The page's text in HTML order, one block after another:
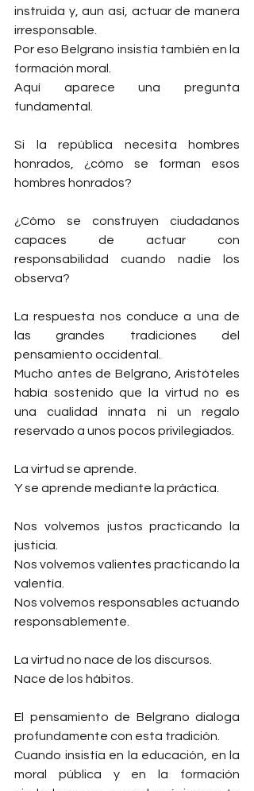
instruida y, aun así, actuar de manera
irresponsable.
Por eso Belgrano insistía también en la
formación moral.
Aquí aparece una pregunta
fundamental.
Si la república necesita hombres
honrados, ¿cómo se forman esos
hombres honrados?
¿Cómo se construyen ciudadanos
capaces de actuar con
responsabilidad cuando nadie los
observa?
La respuesta nos conduce a una de
las grandes tradiciones del
pensamiento occidental.
Mucho antes de Belgrano, Aristóteles
había sostenido que la virtud no es
una cualidad innata ni un regalo
reservado a unos pocos privilegiados.
La virtud se aprende.
Y se aprende mediante la práctica.
Nos volvemos justos practicando la
justicia.
Nos volvemos valientes practicando la
valentía.
Nos volvemos responsables actuando
responsablemente.
La virtud no nace de los discursos.
Nace de los hábitos.
El pensamiento de Belgrano dialoga
profundamente con esta tradición.
Cuando insistía en la educación, en la
moral pública y en la formación